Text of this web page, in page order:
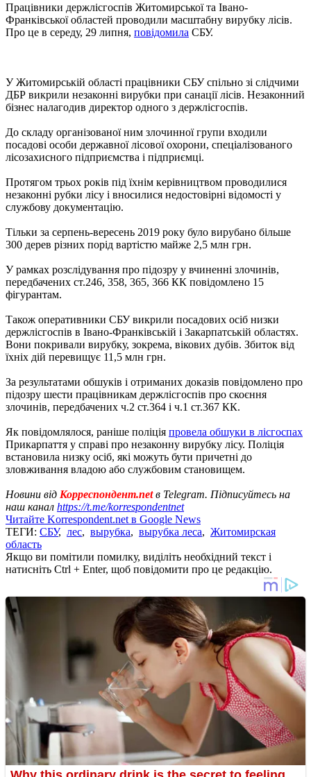
Працівники держлісгоспів Житомирської та Івано-
Франківської областей проводили масштабну вирубку лісів.
Про це в середу, 29 липня, повідомила СБУ.
У Житомирській області працівники СБУ спільно зі слідчими
ДБР викрили незаконні вирубки при санації лісів. Незаконний
бізнес налагодив директор одного з держлісгоспів.
До складу організованої ним злочинної групи входили
посадові особи державної лісової охорони, спеціалізованого
лісозахисного підприємства і підприємці.
Протягом трьох років під їхнім керівництвом проводилися
незаконні рубки лісу і вносилися недостовірні відомості у
службову документацію.
Тільки за серпень-вересень 2019 року було вирубано більше
300 дерев різних порід вартістю майже 2,5 млн грн.
У рамках розслідування про підозру у вчиненні злочинів,
передбачених ст.246, 358, 365, 366 КК повідомлено 15
фігурантам.
Також оперативники СБУ викрили посадових осіб низки
держлісгоспів в Івано-Франківській і Закарпатській областях.
Вони покривали вирубку, зокрема, вікових дубів. Збиток від
їхніх дій перевищує 11,5 млн грн.
За результатами обшуків і отриманих доказів повідомлено про
підозру шести працівникам держлісгоспів про скоєння
злочинів, передбачених ч.2 ст.364 і ч.1 ст.367 КК.
Як повідомлялося, раніше поліція провела обшуки в лісгоспах
Прикарпаття у справі про незаконну вирубку лісу. Поліція
встановила низку осіб, які можуть бути причетні до
зловживання владою або службовим становищем.
Новини від Корреспондент.netв Telegram. Підписуйтесь на
наш канал https://t.me/korrespondentnet
Читайте Korrespondent.net в Google News
ТЕГИ: СБУ, лес, вырубка, вырубка леса, Житомирская
область
Якщо ви помітили помилку, виділіть необхідний текст і
натисніть Ctrl + Enter, щоб повідомити про це редакцію.